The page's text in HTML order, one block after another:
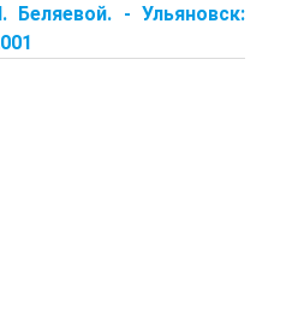
- Ульяновск: